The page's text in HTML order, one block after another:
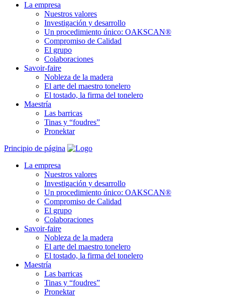
La empresa
Nuestros valores
Investigación y desarrollo
Un procedimiento único: OAKSCAN®
Compromiso de Calidad
El grupo
Colaboraciones
Savoir-faire
Nobleza de la madera
El arte del maestro tonelero
El tostado, la firma del tonelero
Maestría
Las barricas
Tinas y “foudres”
Pronektar
Principio de página
La empresa
Nuestros valores
Investigación y desarrollo
Un procedimiento único: OAKSCAN®
Compromiso de Calidad
El grupo
Colaboraciones
Savoir-faire
Nobleza de la madera
El arte del maestro tonelero
El tostado, la firma del tonelero
Maestría
Las barricas
Tinas y “foudres”
Pronektar